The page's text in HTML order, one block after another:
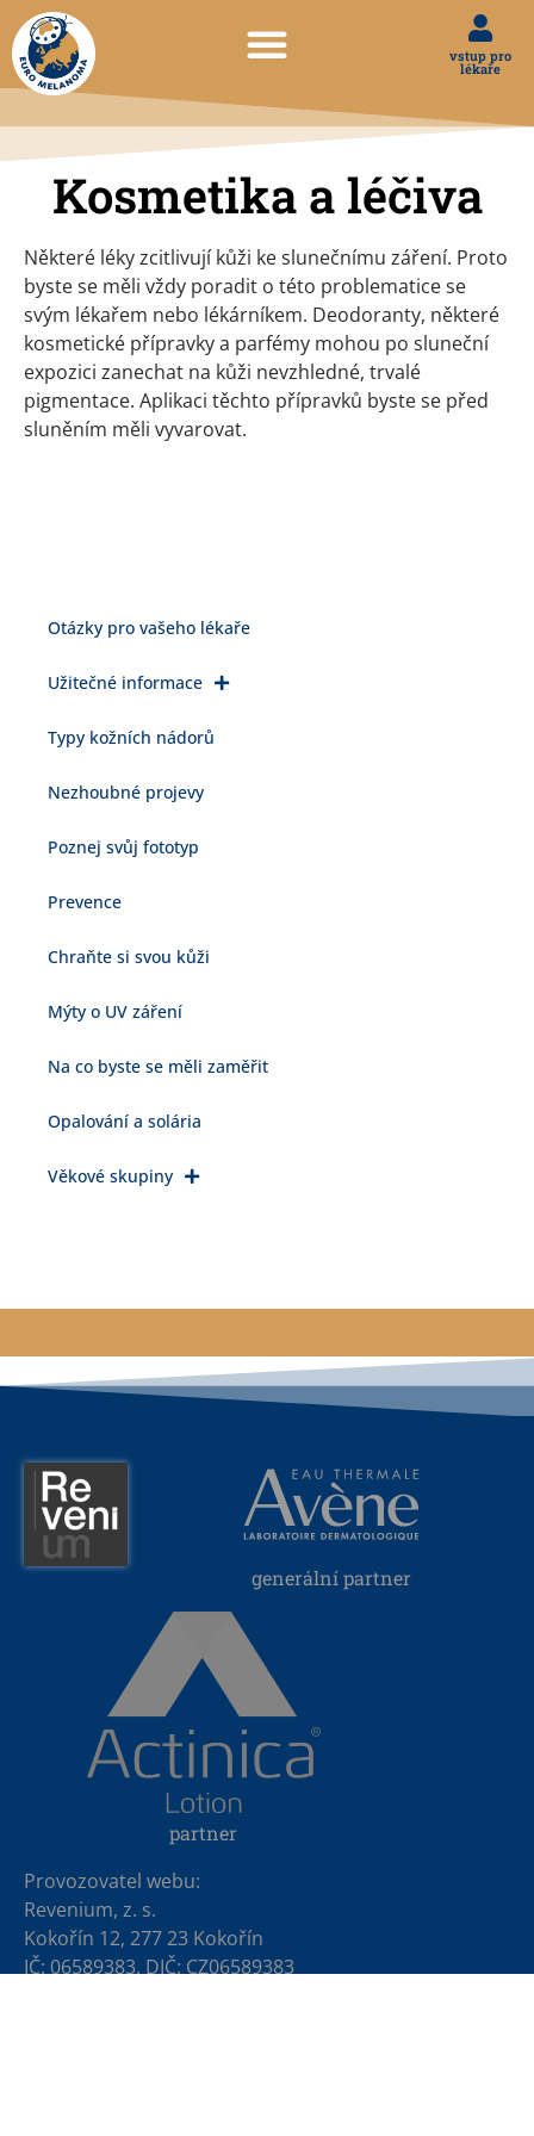
vstup pro
lékaře
Kosmetika a léčiva
Některé léky zcitlivují kůži ke slunečnímu záření. Proto
byste se měli vždy poradit o této problematice se
svým lékařem nebo lékárníkem. Deodoranty, některé
kosmetické přípravky a parfémy mohou po sluneční
expozici zanechat na kůži nevzhledné, trvalé
pigmentace. Aplikaci těchto přípravků byste se před
sluněním měli vyvarovat.
Otázky pro vašeho lékaře
Užitečné informace
Typy kožních nádorů
Nezhoubné projevy
Poznej svůj fototyp
Prevence
Chraňte si svou kůži
Mýty o UV záření
Na co byste se měli zaměřit
Opalování a solária
Věkové skupiny
generální partner
partner
Provozovatel webu:
Revenium, z. s.
Kokořín 12, 277 23 Kokořín
IČ: 06589383, DIČ: CZ06589383